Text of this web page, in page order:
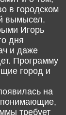
в городском
вымысел.
Игорь
дня
и даже
Программу
город и
на
требует